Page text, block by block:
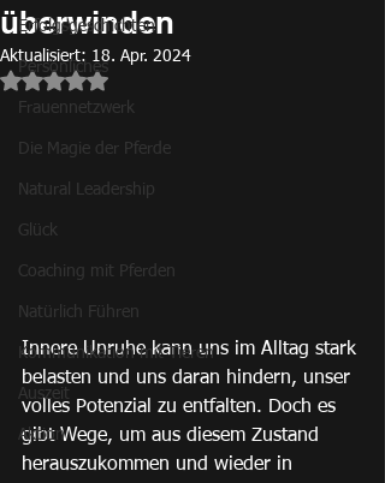
Erfolgsgeschichten
Persönliches
Frauennetzwerk
Die Magie der Pferde
Natural Leadership
Glück
Coaching mit Pferden
Natürlich Führen
Kommunikation mit Tieren
Auszeit
Aktion
überwinden
Aktualisiert: 18. Apr. 2024
Mit NaN von 5 Sternen bewertet.
Innere Unruhe kann uns im Alltag stark
belasten und uns daran hindern, unser
volles Potenzial zu entfalten. Doch es
gibt Wege, um aus diesem Zustand
herauszukommen und wieder in